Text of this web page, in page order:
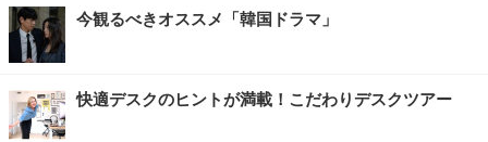
今観るべきオススメ「韓国ドラマ」
快適デスクのヒントが満載！こだわりデスクツアー